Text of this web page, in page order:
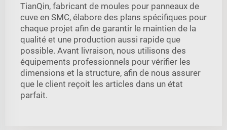
TianQin, fabricant de moules pour panneaux de
cuve en SMC, élabore des plans spécifiques pour
chaque projet afin de garantir le maintien de la
qualité et une production aussi rapide que
possible. Avant livraison, nous utilisons des
équipements professionnels pour vérifier les
dimensions et la structure, afin de nous assurer
que le client reçoit les articles dans un état
parfait.